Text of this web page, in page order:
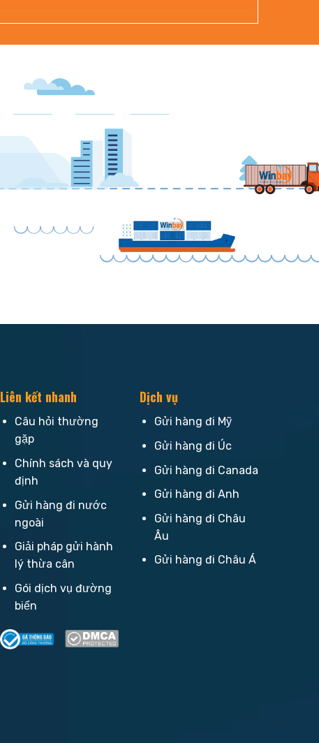
Liên kết nhanh
Câu hỏi thường
gặp
Chính sách và quy
định
Gửi hàng đi nước
ngoài
Giải pháp gửi hành
lý thừa cân
Gói dịch vụ đường
biển
Dịch vụ
Gửi hàng đi Mỹ
Gửi hàng đi Úc
Gửi hàng đi Canada
Gửi hàng đi Anh
Gửi hàng đi Châu
Âu
Gửi hàng đi Châu Á